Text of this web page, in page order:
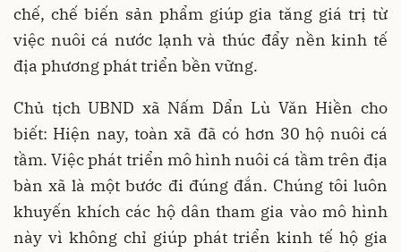
chế, chế biến sản phẩm giúp gia tăng giá trị từ
việc nuôi cá nước lạnh và thúc đẩy nền kinh tế
địa phương phát triển bền vững.
Chủ tịch UBND xã Nấm Dẩn Lù Văn Hiền cho
biết: Hiện nay, toàn xã đã có hơn 30 hộ nuôi cá
tầm. Việc phát triển mô hình nuôi cá tầm trên địa
bàn xã là một bước đi đúng đắn. Chúng tôi luôn
khuyến khích các hộ dân tham gia vào mô hình
này vì không chỉ giúp phát triển kinh tế hộ gia